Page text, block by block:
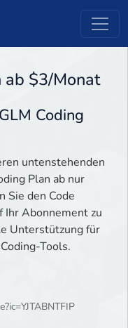
ab $3/Monat
Coding
untenstehenden
Plan ab nur
Sie den Code
Ihr Abonnement zu
Unterstützung für
Tools.